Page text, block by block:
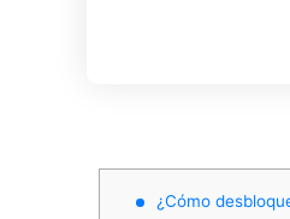
¿Cómo